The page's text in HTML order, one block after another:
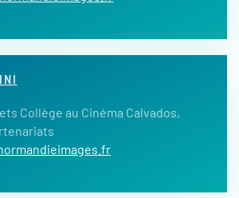
Collège au Cinéma Calvados,